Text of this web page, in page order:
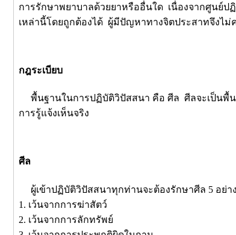
การรักษาพยาบาลด้วยยาหรืออื่นใด เนื่องจากศูนย์
เหล่านี้โดยถูกต้องได้ ผู้มีปัญหาทางจิตประสาทจึงไม่
กฎระเบียบ
พื้นฐานในการปฏิบัติวิปัสสนา คือ ศีล ศีลจะเป็นพื้
การรู้แจ้งเห็นจริง
ศีล
ผู้เข้าปฏิบัติวิปัสสนาทุกท่านจะต้องรักษาศีล 5 อย่า
1. เว้นจากการฆ่าสัตว์
2. เว้นจากการลักทรัพย์